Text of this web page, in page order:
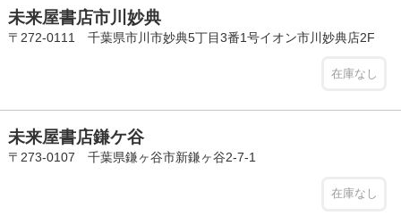
未来屋書店市川妙典
〒272-0111 千葉県市川市妙典5丁目3番1号イオン市川妙典店2F
在庫なし
未来屋書店鎌ケ谷
〒273-0107 千葉県鎌ヶ谷市新鎌ヶ谷2-7-1
在庫なし